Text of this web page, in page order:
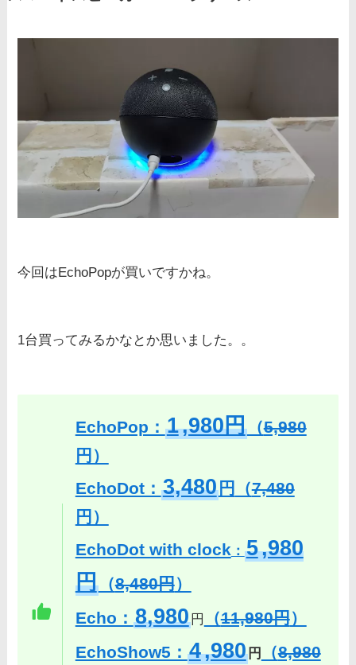
今回はEchoPopが買いですかね。
1台買ってみるかなとか思いました。。
EchoPop： 1,980円（5,980
円）
EchoDot： 3,480円 （7,480
円）
EchoDot with clock ： 5,980
円（8,480円）
Echo： 8,980円 （11,980円）
EchoShow5： 4,980円 （8,980